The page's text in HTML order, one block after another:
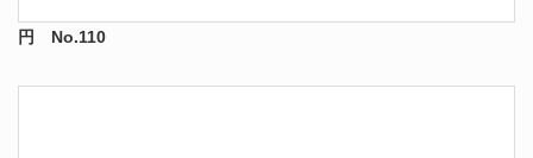
円 No.110